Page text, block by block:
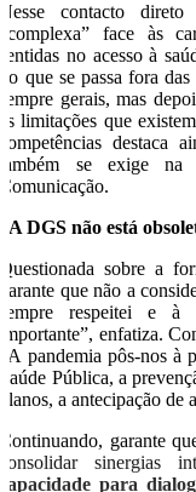
Nesse contacto
“complexa” face às
sentidas no acesso à
do que se passa fora
sempre gerais, mas
as limitações que
competências destaca
também se exige na
Comunicação.
“A DGS não está
Questionada sobre a
garante que não a
sempre respeitei e à
importante”, enfatiza.
“A pandemia pôs-nos à
Saúde Pública, a
planos, a antecipação de
Continuando, garante
consolidar sinergias
capacidade para